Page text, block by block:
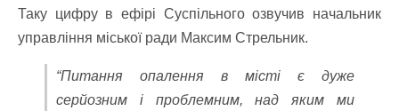
Таку цифру в ефірі Суспільного озвучив начальник
управління міської ради Максим Стрельник.
“Питання опалення в місті є дуже
серйозним і проблемним, над яким ми